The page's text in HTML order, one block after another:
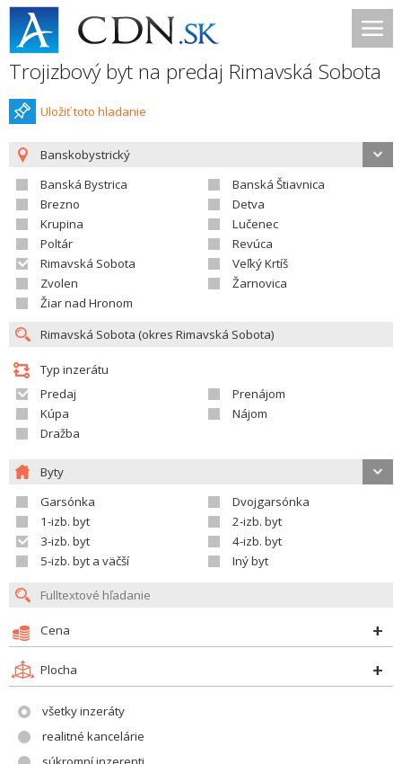
Trojizbový byt na predaj Rimavská Sobota
Uložiť toto hladanie
Banskobystrický
Banská Bystrica
Banská Štiavnica
Brezno
Detva
Krupina
Lučenec
Poltár
Revúca
Rimavská Sobota
Veľký Krtíš
Zvolen
Žarnovica
Žiar nad Hronom
Typ inzerátu
Predaj
Prenájom
Kúpa
Nájom
Dražba
Byty
Garsónka
Dvojgarsónka
1-izb. byt
2-izb. byt
3-izb. byt
4-izb. byt
5-izb. byt a väčší
Iný byt
Cena
Plocha
všetky inzeráty
realitné kancelárie